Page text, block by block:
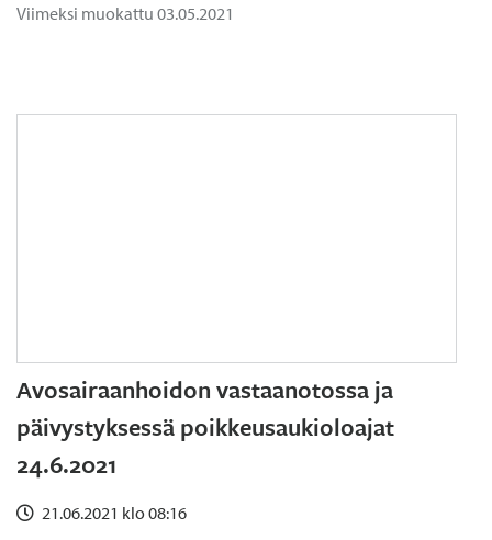
Viimeksi muokattu 03.05.2021
Avosairaanhoidon vastaanotossa ja
päivystyksessä poikkeusaukioloajat
24.6.2021
21.06.2021 klo 08:16